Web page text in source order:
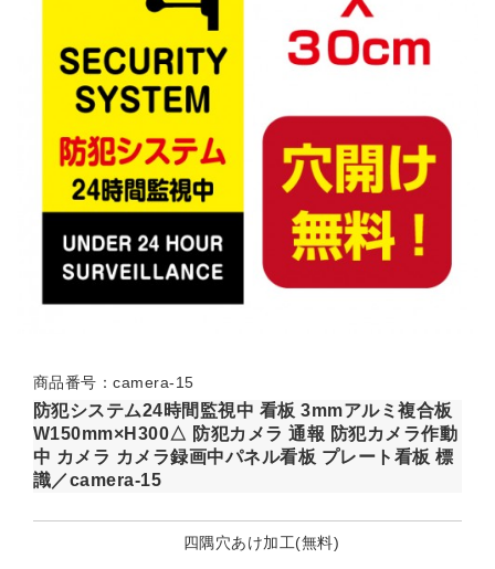
商品番号：camera-15
防犯システム24時間監視中 看板 3mmアルミ複合板
W150mm×H300△ 防犯カメラ 通報 防犯カメラ作動
中 カメラ カメラ録画中パネル看板 プレート看板 標
識／camera-15
四隅穴あけ加工(無料)